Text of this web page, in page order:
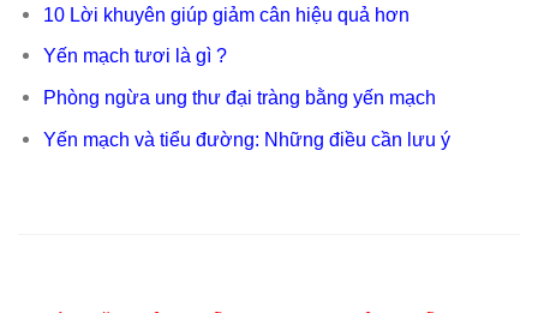
10 Lời khuyên giúp giảm cân hiệu quả hơn
Yến mạch tươi là gì ?
Phòng ngừa ung thư đại tràng bằng yến mạch
Yến mạch và tiểu đường: Những điều cần lưu ý